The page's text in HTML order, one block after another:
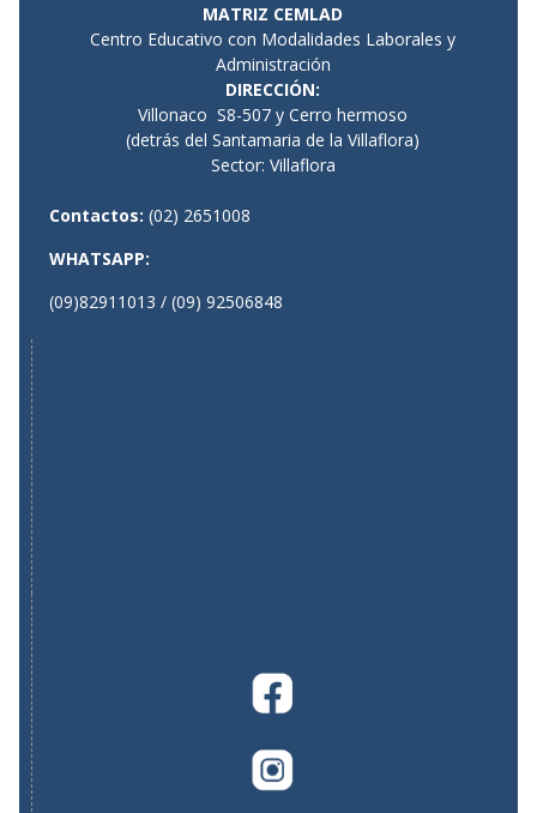
MATRIZ CEMLAD
Centro Educativo con Modalidades Laborales y
Administración
DIRECCIÓN:
Villonaco S8-507 y Cerro hermoso
(detrás del Santamaria de la Villaflora)
Sector: Villaflora
Contactos: (02) 2651008
WHATSAPP:
(09)82911013 / (09) 92506848